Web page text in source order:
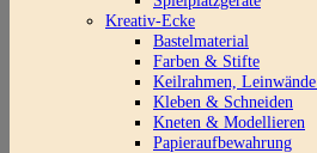
Kreativ-Ecke
Bastelmaterial
Farben & Stifte
Keilrahmen,
Kleben & Schneiden
Kneten & Modellieren
Papieraufbewahrung